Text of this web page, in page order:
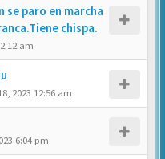
se paro en marcha
chispa.
am
2023 12:56 am
6:04 pm